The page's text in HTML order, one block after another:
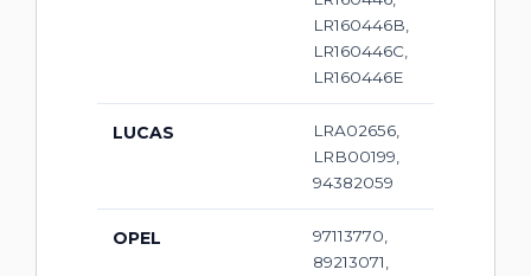
LR160446B,
LR160446C,
LR160446E
LUCAS
LRA02656,
LRB00199,
94382059
OPEL
97113770,
89213071,